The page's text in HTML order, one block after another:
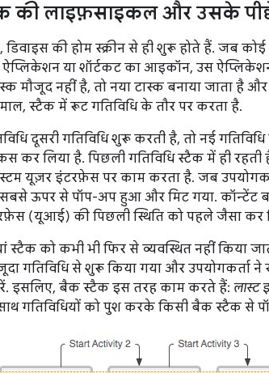
की लाइफ़साइकल और उसके
डिवाइस की होम स्क्रीन से ही शुरू होते हैं. जब
ऐप्लिकेशन या शॉर्टकट का आइकॉन, उस
मौजूद नहीं है, तो नया टास्क बनाया जाता है और
स्टैक में रूट गतिविधि के तौर पर करता है.
दूसरी गतिविधि शुरू करती है, तो नई
कर लिया है. पिछली गतिविधि स्टैक में ही
यूज़र इंटरफ़ेस पर काम करता है. जब
ऊपर से पॉप-अप हुआ और मिट गया. कॉन्टेंट
(यूआई) की पिछली स्थिति को पहले जैसा कर
स्टैक को कभी भी फिर से व्यवस्थित नहीं किया
गतिविधि से शुरू किया गया और उपयोगकर्ता
इसलिए, बैक स्टैक इस तरह काम करते हैं: लास्ट
गतिविधियों को पुश करके किसी बैक स्टैक से